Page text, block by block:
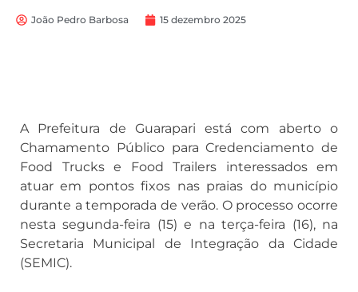
João Pedro Barbosa 15 dezembro 2025
A Prefeitura de Guarapari está com aberto o
Chamamento Público para Credenciamento de
Food Trucks e Food Trailers interessados em
atuar em pontos fixos nas praias do município
durante a temporada de verão. O processo ocorre
nesta segunda-feira (15) e na terça-feira (16), na
Secretaria Municipal de Integração da Cidade
(SEMIC).